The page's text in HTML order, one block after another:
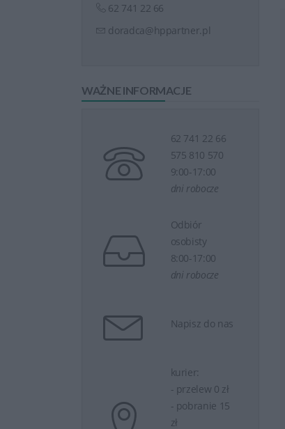
62 741 22 66
doradca@hppartner.pl
WAŻNE INFORMACJE
62 741 22 66
575 810 570
9:00-17:00
dni robocze
Odbiór
osobisty
8:00-17:00
dni robocze
Napisz do nas
kurier:
- przelew 0 zł
- pobranie 15
zł